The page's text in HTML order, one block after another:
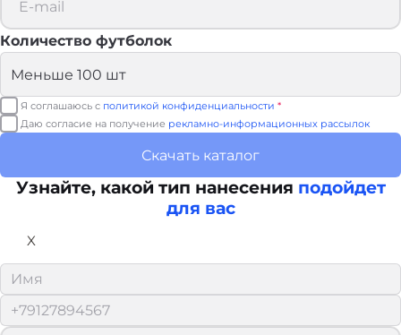
Количество футболок
Я соглашаюсь с политикой конфиденциальности *
Даю согласие на получение рекламно-информационных рассылок
Скачать каталог
Узнайте, какой тип нанесения подойдет
для вас
X